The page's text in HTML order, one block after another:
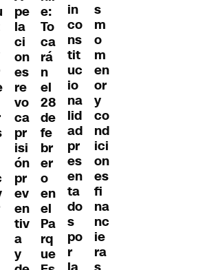
pe
la
ci
on
es
re
vo
ca
pr
isi
ón
pr
ev
en
tiv
a
y
e:
To
ca
rá
n
el
28
de
fe
br
er
o
en
el
Pa
rq
ue
in
co
ns
tit
uc
io
na
lid
ad
pr
es
en
ta
do
s
po
r
s
m
o
m
en
or
y
co
nd
ici
on
es
fi
na
nc
ie
ra